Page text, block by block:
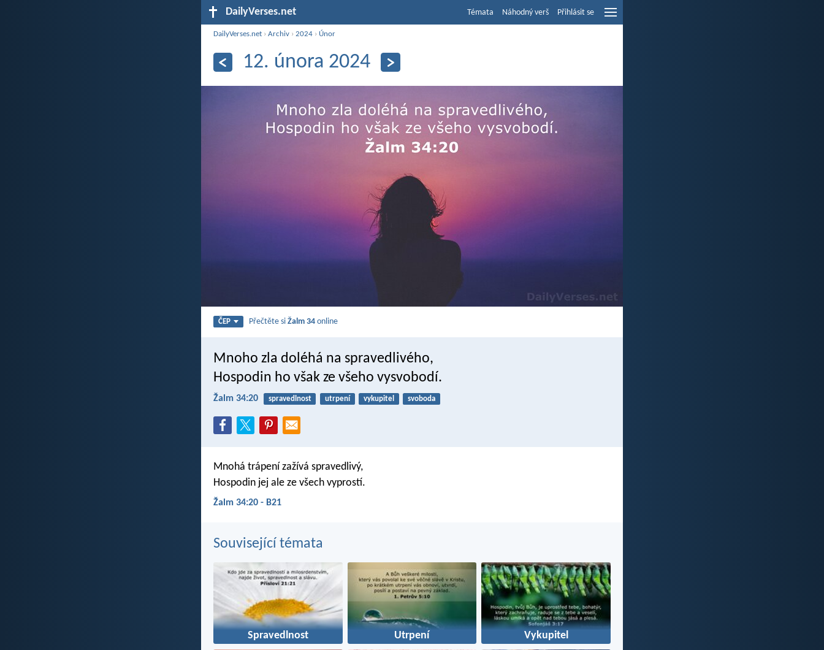
DailyVerses.net Témata Náhodný verš Přihlásit se
DailyVerses.net ›Archiv ›2024 › Únor
12. února 2024
ČEP Přečtěte siŽalm 34 online
Mnoho zla doléhá na spravedlivého,
Hospodin ho však ze všeho vysvobodí.
Žalm 34:20 spravedlnost utrpení vykupitel svoboda
Mnohá trápení zažívá spravedlivý,
Hospodin jej ale ze všech vyprostí.
Žalm 34:20 - B21
Související témata
Spravedlnost Utrpení Vykupitel